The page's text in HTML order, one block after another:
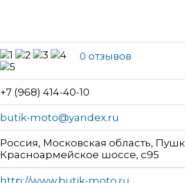
0 отзывов
+7 (968) 414-40-10
butik-moto@yandex.ru
Россия, Московская область,
Красноармейское шоссе, с95
http://www.butik-moto.ru